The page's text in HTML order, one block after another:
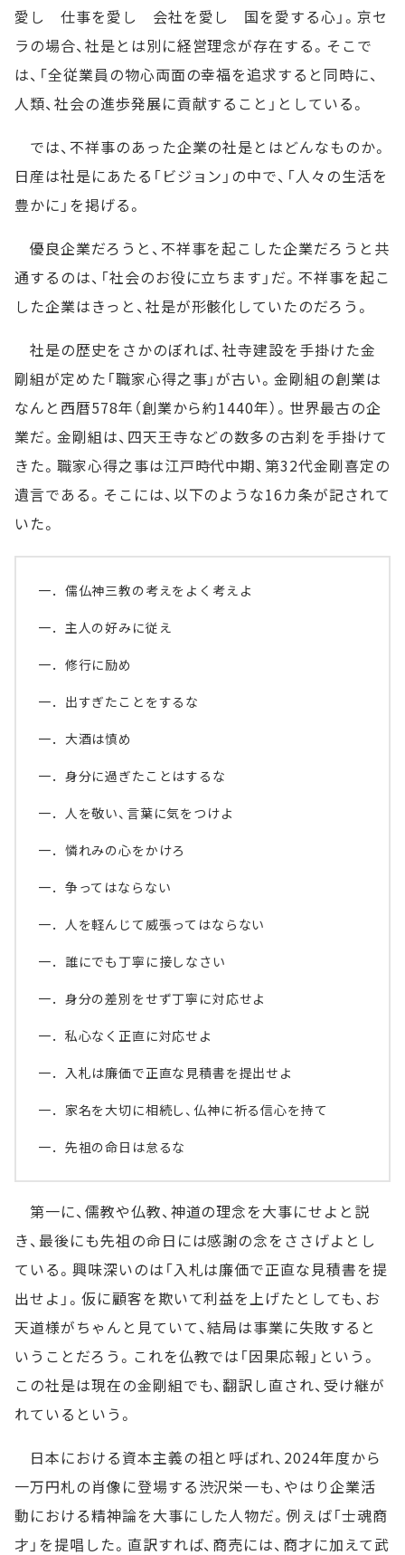
愛し 仕事を愛し 会社を愛し 国を愛する心」。京セ
ラの場合、社是とは別に経営理念が存在する。そこで
は、「全従業員の物心両面の幸福を追求すると同時に、
人類、社会の進歩発展に貢献すること」としている。
では、不祥事のあった企業の社是とはどんなものか。
日産は社是にあたる「ビジョン」の中で、「人々の生活を
豊かに」を掲げる。
優良企業だろうと、不祥事を起こした企業だろうと共
通するのは、「社会のお役に立ちます」だ。不祥事を起こ
した企業はきっと、社是が形骸化していたのだろう。
社是の歴史をさかのぼれば、社寺建設を手掛けた金
剛組が定めた「職家心得之事」が古い。金剛組の創業は
なんと西暦578年（創業から約1440年）。世界最古の企
業だ。金剛組は、四天王寺などの数多の古刹を手掛けて
きた。職家心得之事は江戸時代中期、第32代金剛喜定の
遺言である。そこには、以下のような16カ条が記されて
いた。
一．儒仏神三教の考えをよく考えよ
一．主人の好みに従え
一．修行に励め
一．出すぎたことをするな
一．大酒は慎め
一．身分に過ぎたことはするな
一．人を敬い、言葉に気をつけよ
一．憐れみの心をかけろ
一．争ってはならない
一．人を軽んじて威張ってはならない
一．誰にでも丁寧に接しなさい
一．身分の差別をせず丁寧に対応せよ
一．私心なく正直に対応せよ
一．入札は廉価で正直な見積書を提出せよ
一．家名を大切に相続し、仏神に祈る信心を持て
一．先祖の命日は怠るな
第一に、儒教や仏教、神道の理念を大事にせよと説
き、最後にも先祖の命日には感謝の念をささげよとし
ている。興味深いのは「入札は廉価で正直な見積書を提
出せよ」。仮に顧客を欺いて利益を上げたとしても、お
天道様がちゃんと見ていて、結局は事業に失敗すると
いうことだろう。これを仏教では「因果応報」という。
この社是は現在の金剛組でも、翻訳し直され、受け継が
れているという。
日本における資本主義の祖と呼ばれ、2024年度から
一万円札の肖像に登場する渋沢栄一も、やはり企業活
動における精神論を大事にした人物だ。例えば「士魂商
才」を提唱した。直訳すれば、商売には、商才に加えて武